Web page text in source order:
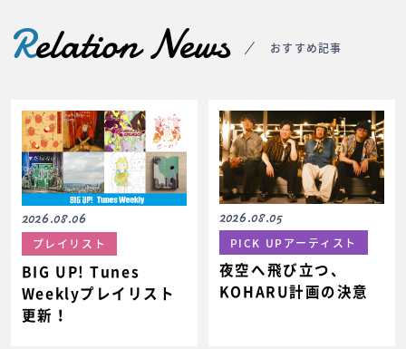
Relation News おすすめ記事
2026.08.06
プレイリスト
BIG UP! Tunes
Weeklyプレイリスト
更新！
2026.08.05
PICK UPアーティスト
夜空へ飛び立つ、
KOHARU計画の決意